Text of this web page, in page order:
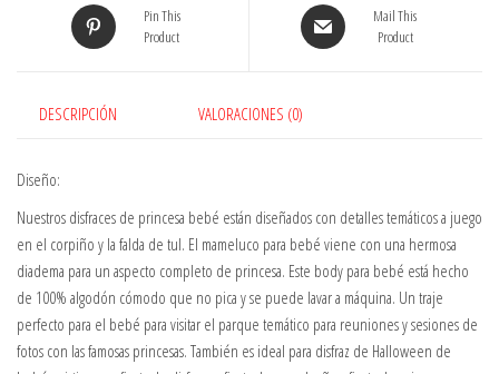
Onesie
Vestido
Navidad
Cumpleaños
diadema
Talla
6
Meses
Pin This
Product
Mail This
Product
DESCRIPCIÓN VALORACIONES (0)
Diseño:
Nuestros disfraces de princesa bebé están diseñados con detalles temáticos a juego
en el corpiño y la falda de tul. El mameluco para bebé viene con una hermosa
diadema para un aspecto completo de princesa. Este body para bebé está hecho
de 100% algodón cómodo que no pica y se puede lavar a máquina. Un traje
perfecto para el bebé para visitar el parque temático para reuniones y sesiones de
fotos con las famosas princesas. También es ideal para disfraz de Halloween de